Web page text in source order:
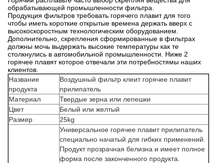
обрабатывающей промышленности фильтра.
Продукция фильтров требовать горячего плавит для того
чтобы иметь короткие открытые времена держать вверх с
высокоскоростным технологическим оборудованием.
Дополнительно, скрепления сформированные в фильтрах
должны мочь выдержать высокие температуры как те
столкнулись в автомобильной промышленности. Ниже 2
горячее плавят которое отвечали эти потребностямы наших
клиентов.
Название
продукта
Воздушный фильтр клеит горячее плавит
прилипатель
Материал
Твердые зерна или лепешки
Цвет
Белый или желтый
Размер
25kg
Универсальное горячее плавит прилипатель
специально начатый для гибких применений.
Продукт прозрачная белизна и имеет полное
форма после законченного продукта.